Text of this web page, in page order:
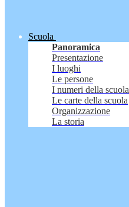
Scuola
Panoramica
Presentazione
I luoghi
Le persone
I numeri della scuola
Le carte della scuola
Organizzazione
La storia